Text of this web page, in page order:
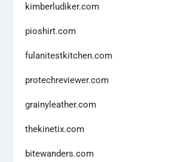
kimberludiker.com
pioshirt.com
fulanitestkitchen.com
protechreviewer.com
grainyleather.com
thekinetix.com
bitewanders.com